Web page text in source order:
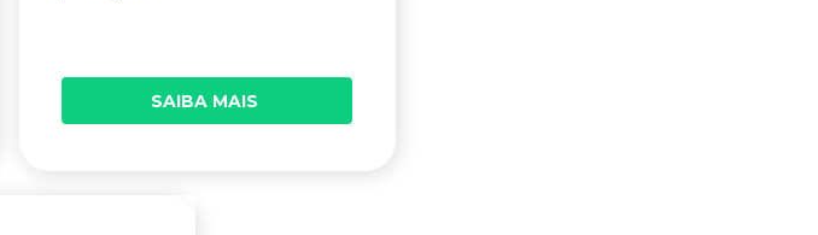
SAIBA MAIS